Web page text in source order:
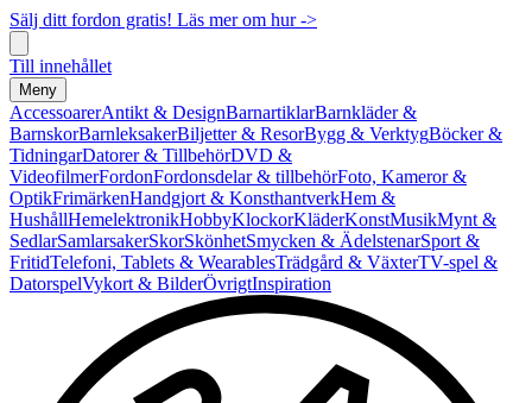
Sälj ditt fordon gratis! Läs mer om hur ->
Till innehållet
Meny
AccessoarerAntikt & DesignBarnartiklarBarnkläder &
BarnskorBarnleksakerBiljetter & ResorBygg & VerktygBöcker &
TidningarDatorer & TillbehörDVD &
VideofilmerFordonFordonsdelar & tillbehörFoto, Kameror &
OptikFrimärkenHandgjort & KonsthantverkHem &
HushållHemelektronikHobbyKlockorKläderKonstMusikMynt &
SedlarSamlarsakerSkorSkönhetSmycken & ÄdelstenarSport &
FritidTelefoni, Tablets & WearablesTrädgård & VäxterTV-spel &
DatorspelVykort & BilderÖvrigtInspiration